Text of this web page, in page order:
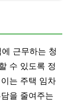
근무하는 청
수 있도록 정
는 주택 임차
을 줄여주는